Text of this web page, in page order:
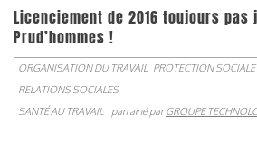
Licenciement de 2016 toujours pas
Prud’hommes !
ORGANISATION DU TRAVAIL PROTECTION SOCIALE
RELATIONS SOCIALES
SANTÉ AU TRAVAIL
parrainé parGROUPE